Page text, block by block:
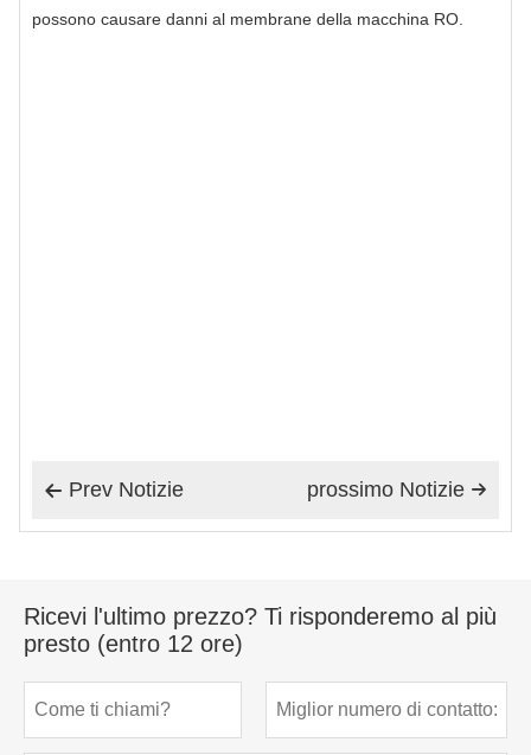
possono causare danni al membrane della macchina RO.
 Prev Notizie 
prossimo Notizie
Ricevi l'ultimo prezzo? Ti risponderemo al più
presto (entro 12 ore)